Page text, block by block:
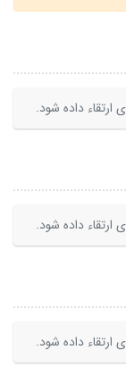
داده شود.
داده شود.
داده شود.